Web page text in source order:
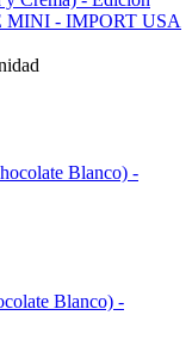
- IMPORT USA
Blanco) -